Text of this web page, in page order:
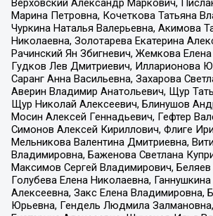
Верховский Александр Маркович,
Марина Петровна, Кочеткова Татьяна
Чуркина Наталья Валерьевна, Акимова
Николаевна, Золотарева Екатерина
Рачинский Ян Збигневич, Жемкова
Гудков Лев Дмитриевич, Илларионова
Саранг Анна Васильевна, Захарова
Аверин Владимир Анатольевич, Щур
Щур Николай Алексеевич, Блинушов
Мосин Алексей Геннадьевич, Гефтер
Симонов Алексей Кириллович, Флиге
Мельникова Валентина Дмитриевна,
Владимировна, Баженова Светлана
Максимов Сергей Владимирович, Беляев
Голубева Елена Николаевна, Ганнушкина
Алексеевна, Закс Елена Владимировна,
Юрьевна, Гендель Людмила